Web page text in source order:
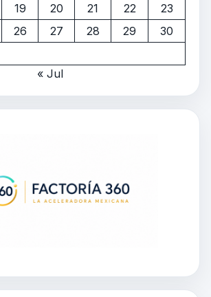
19 20 21 22
23
26 27 28 29
30
« Jul